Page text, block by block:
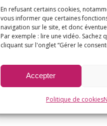
En refusant certains cookies,
vous informer que certaines
navigation sur le site, et donc
Par exemple : lire une vidéo.
cliquant sur l'onglet “Gérer le
Accepter
Politique de cookies